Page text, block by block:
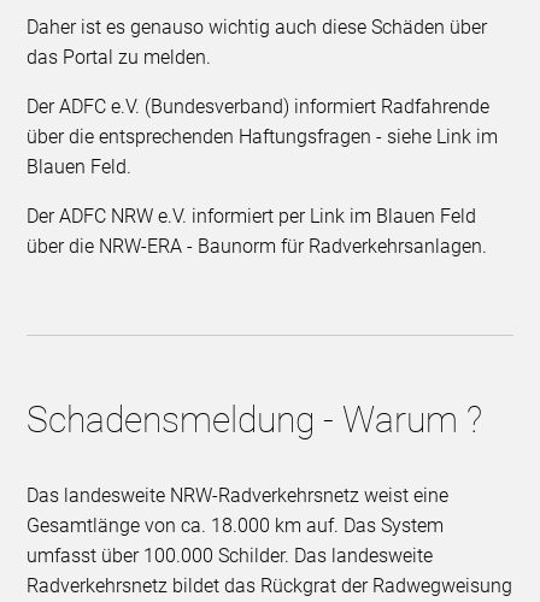
Daher ist es genauso wichtig auch diese Schäden über
das Portal zu melden.
Der ADFC e.V. (Bundesverband) informiert Radfahrende
über die entsprechenden Haftungsfragen - siehe Link im
Blauen Feld.
Der ADFC NRW e.V. informiert per Link im Blauen Feld
über die NRW-ERA - Baunorm für Radverkehrsanlagen.
Schadensmeldung - Warum ?
Das landesweite NRW-Radverkehrsnetz weist eine
Gesamtlänge von ca. 18.000 km auf. Das System
umfasst über 100.000 Schilder. Das landesweite
Radverkehrsnetz bildet das Rückgrat der Radwegweisung